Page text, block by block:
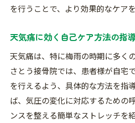
を行うことで、より効果的なケア
天気痛に効く自己ケア方法の指
天気痛は、特に梅雨の時期に多く
さとう接骨院では、患者様が自宅
を行えるよう、具体的な方法を指
ば、気圧の変化に対応するための
ンスを整える簡単なストレッチを